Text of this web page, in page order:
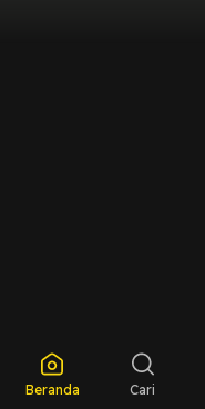
Beranda Cari